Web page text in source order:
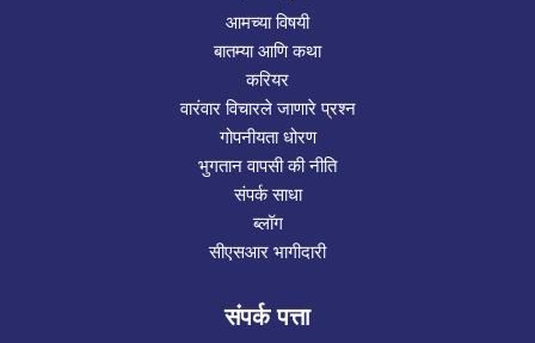
आमच्या विषयी
बातम्या आणि कथा
करियर
वारंवार विचारले जाणारे प्रश्न
गोपनीयता धोरण
भुगतान वापसी की नीति
संपर्क साधा
ब्लॉग
सीएसआर भागीदारी
संपर्क पत्ता